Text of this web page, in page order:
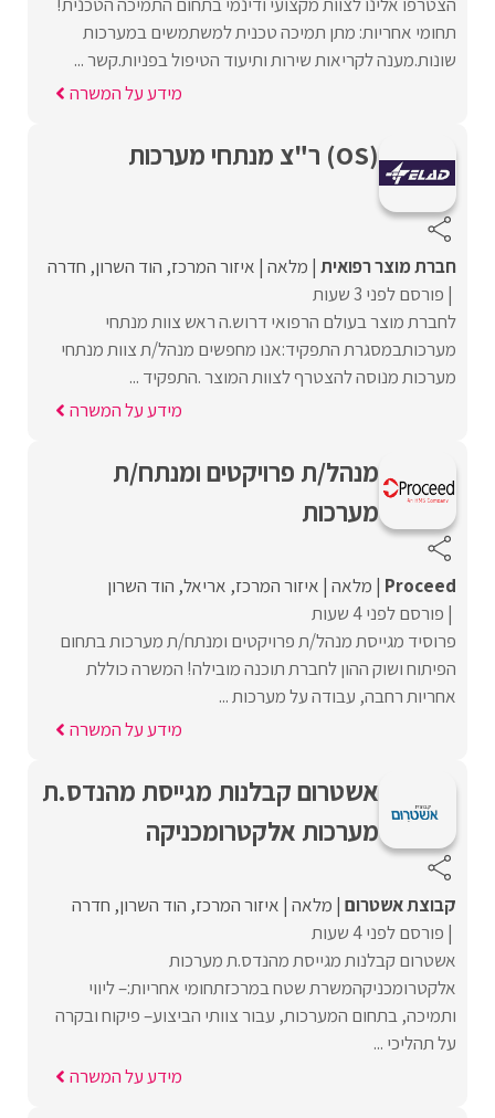
תחומי אחריות: מתן תמיכה טכנית למשתמשים במערכות
שונות.מענה לקריאות שירות ותיעוד הטיפול בפניות.קשר ...
מידע על המשרה
(OS) ר"צ מנתחי מערכות
חברת מוצר רפואית מלאה איזור המרכז הוד השרון חדרה
פורסם לפני 3 שעות
לחברת מוצר בעולם הרפואי דרוש.ה ראש צוות מנתחי
מערכותבמסגרת התפקיד:אנו מחפשים מנהל/ת צוות מנתחי
מערכות מנוסה להצטרף לצוות המוצר .התפקיד ...
מידע על המשרה
מנהל/ת פרויקטים ומנתח/ת
מערכות
Proceed‏ מלאה איזור המרכז אריאל הוד השרון
פורסם לפני 4 שעות
פרוסיד מגייסת מנהל/ת פרויקטים ומנתח/ת מערכות בתחום
הפיתוח ושוק ההון לחברת תוכנה מובילה! המשרה כוללת
אחריות רחבה, עבודה על מערכות ...
מידע על המשרה
אשטרום קבלנות מגייסת מהנדס.ת
מערכות אלקטרומכניקה
קבוצת אשטרום מלאה איזור המרכז הוד השרון חדרה
פורסם לפני 4 שעות
אשטרום קבלנות מגייסת מהנדס.ת מערכות
אלקטרומכניקהמשרת שטח במרכזתחומי אחריות:– ליווי
ותמיכה, בתחום המערכות, עבור צוותי הביצוע– פיקוח ובקרה
על תהליכי ...
מידע על המשרה